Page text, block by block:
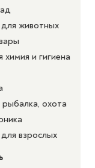
животных
химия и гигиена
охота
взрослых